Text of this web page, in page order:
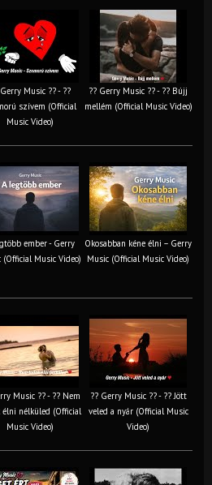
Music ?? - ??
szívem (Official
Music Video)
?? Gerry Music ?? - ?? Bújj
mellém (Official Music Video)
ember - Gerry
(Official Music Video)
Okosabban kéne élni – Gerry
Music (Official Music Video)
Music ?? - ?? Nem
nélküled (Official
Music Video)
?? Gerry Music ?? - ?? Jött
veled a nyár (Official Music
Video)